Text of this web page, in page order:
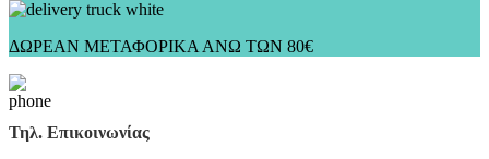
ΔΩΡΕΑΝ ΜΕΤΑΦΟΡΙΚΑ ΑΝΩ ΤΩΝ 80€
Τηλ. Επικοινωνίας